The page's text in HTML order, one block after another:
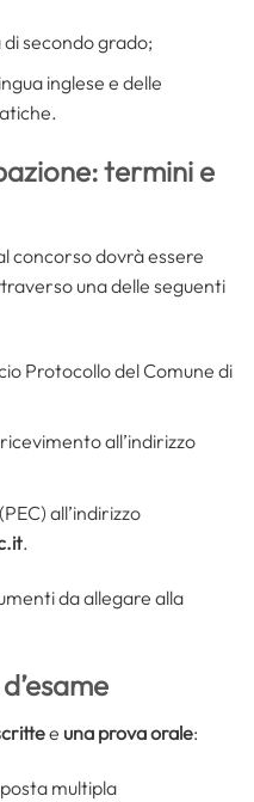
secondo grado;
inglese e delle
termini e
concorso dovrà essere
una delle seguenti
Protocollo del Comune di
all’indirizzo
all’indirizzo
.
da allegare alla
e una prova orale:
multipla